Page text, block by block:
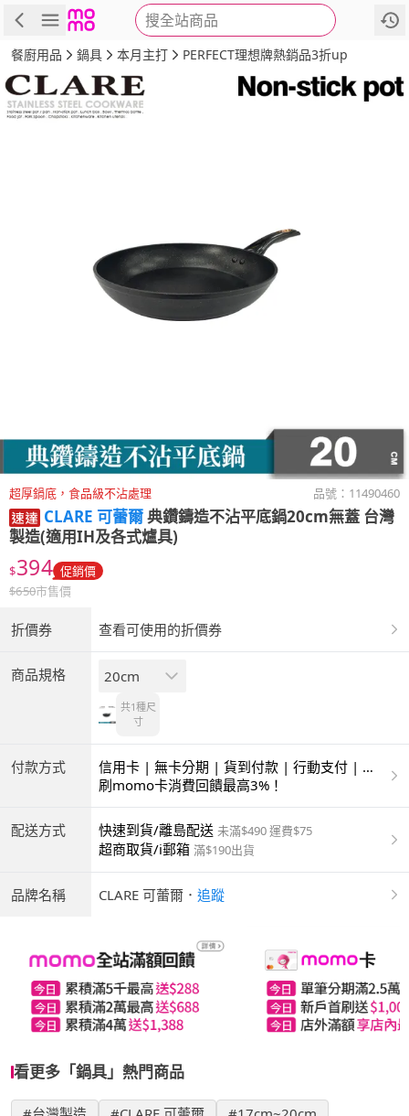
搜全站商品
商品 評價 詳情
餐廚用品 鍋具 本月主打 PERFECT理想牌熱銷品3折up
超厚鍋底，食品級不沾處理 品號： 11490460
CLARE 可蕾爾典鑽鑄造不沾平底鍋20cm無蓋 台灣
製造(適用IH及各式爐具)
$394 促銷價
$650市售價
折價券 查看可使用的折價券
商品規格 20cm
共1種尺
寸
付款方式
信用卡 | 無卡分期 | 貨到付款 | 行動支付 | 超
商付款 | ATM | 銀聯卡
刷momo卡消費回饋最高3%！
配送方式 快速到貨/離島配送 未滿$490 運費$75
超商取貨/i郵箱 滿$190出貨
品牌名稱 CLARE 可蕾爾 ． 追蹤
看更多「鍋具」熱門商品